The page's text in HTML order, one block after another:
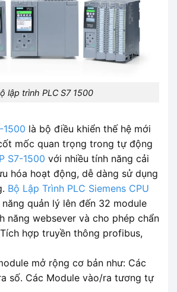
lập trình PLC S7 1500
1500 là bộ điều khiển thế hệ mới
mốc quan trọng trong tự động
S7-1500 với nhiều tính năng cải
hóa hoạt động, dễ dàng sử dụng
Bộ Lập Trình PLC Siemens CPU
quản lý lên đến 32 module
năng websever và cho phép chẩn
hợp truyền thông profibus,
mở rộng cơ bản như: Các
số. Các Module vào/ra tương tự